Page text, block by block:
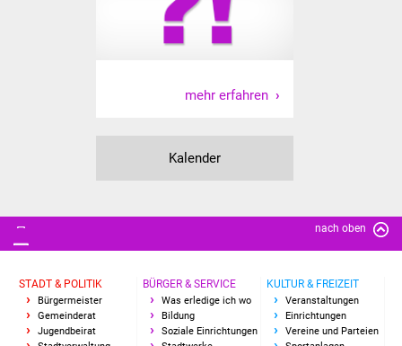
mehr erfahren
Kalender
nach oben
STADT & POLITIK
Bürgermeister
Gemeinderat
Jugendbeirat
BÜRGER & SERVICE
Was erledige ich wo
Bildung
Soziale Einrichtungen
KULTUR & FREIZEIT
Veranstaltungen
Einrichtungen
Vereine und Parteien